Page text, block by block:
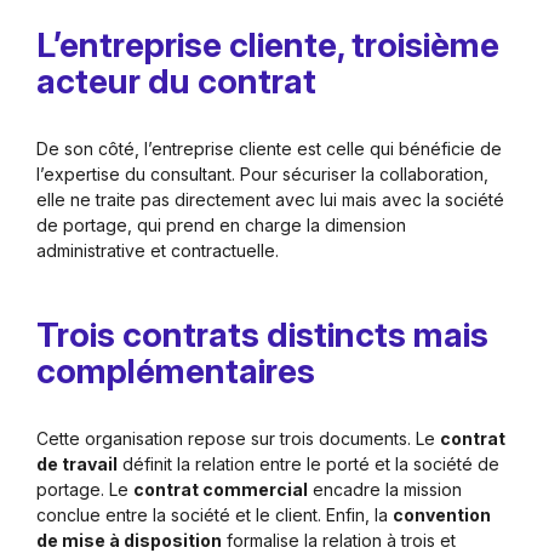
L’entreprise cliente, troisième
acteur du contrat
De son côté, l’entreprise cliente est celle qui bénéficie de
l’expertise du consultant. Pour sécuriser la collaboration,
elle ne traite pas directement avec lui mais avec la société
de portage, qui prend en charge la dimension
administrative et contractuelle.
Trois contrats distincts mais
complémentaires
Cette organisation repose sur trois documents. Le contrat
de travail définit la relation entre le porté et la société de
portage. Le contrat commercial encadre la mission
conclue entre la société et le client. Enfin, la convention
de mise à disposition formalise la relation à trois et